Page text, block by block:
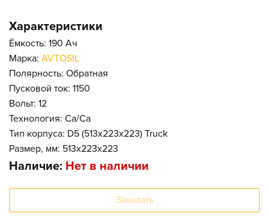
Характеристики
Ёмкость: 190 Ач
Марка: AVTOSIL
Полярность: Обратная
Пусковой ток: 1150
Вольт: 12
Технология: Ca/Ca
Тип корпуса: D5 (513x223x223) Truck
Размер, мм: 513x223x223
Наличие: Нет в наличии
Заказать